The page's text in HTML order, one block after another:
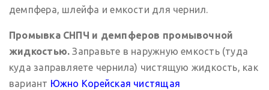
демпфера, шлейфа и емкости для чернил.
Промывка СНПЧ и демпферов промывочной
жидкостью. Заправьте в наружную емкость (туда
куда заправляете чернила) чистящую жидкость, как
вариант Южно Корейская чистящая